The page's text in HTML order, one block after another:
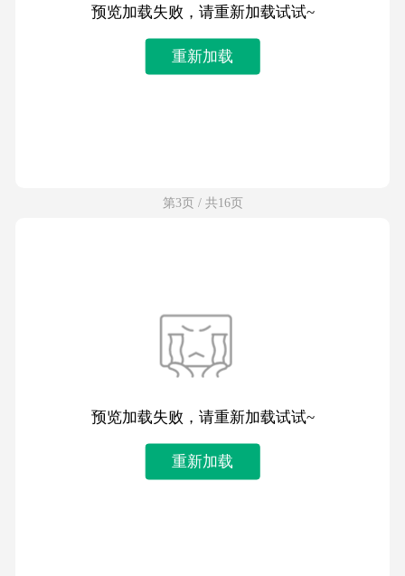
预览加载失败，请重新加载试试~
重新加载
第3页 / 共16页
预览加载失败，请重新加载试试~
重新加载